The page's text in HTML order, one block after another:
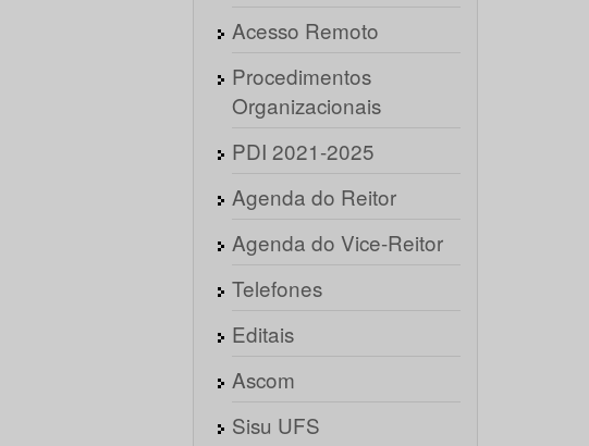
Acesso Remoto
Procedimentos
Organizacionais
PDI 2021-2025
Agenda do Reitor
Agenda do Vice-Reitor
Telefones
Editais
Ascom
Sisu UFS